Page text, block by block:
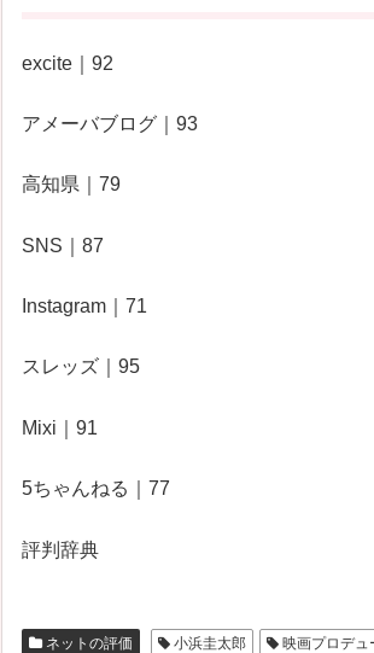
excite｜92
アメーバブログ｜93
高知県｜79
SNS｜87
Instagram｜71
スレッズ｜95
Mixi｜91
5ちゃんねる｜77
評判辞典
ネットの評価 小浜圭太郎 映画プロデュ